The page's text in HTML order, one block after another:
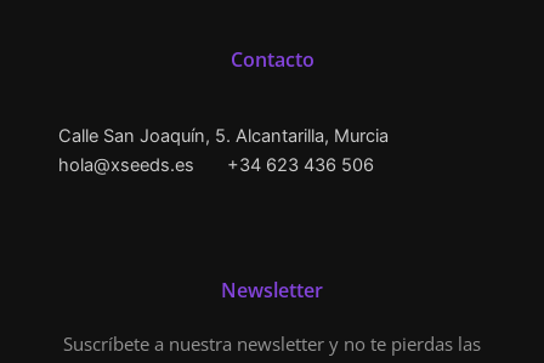
Contacto
Calle San Joaquín, 5. Alcantarilla, Murcia
hola@xseeds.es
+34 623 436 506
Newsletter
Suscríbete a nuestra newsletter y no te pierdas las